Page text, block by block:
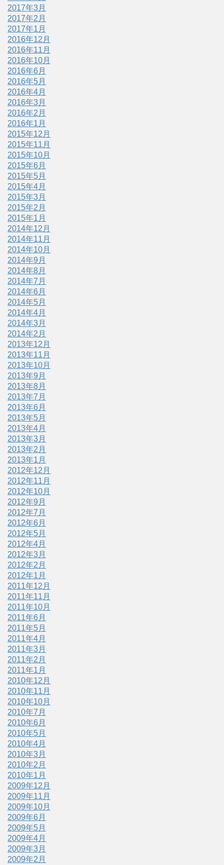
2017年3月
2017年2月
2017年1月
2016年12月
2016年11月
2016年10月
2016年6月
2016年5月
2016年4月
2016年3月
2016年2月
2016年1月
2015年12月
2015年11月
2015年10月
2015年6月
2015年5月
2015年4月
2015年3月
2015年2月
2015年1月
2014年12月
2014年11月
2014年10月
2014年9月
2014年8月
2014年7月
2014年6月
2014年5月
2014年4月
2014年3月
2014年2月
2013年12月
2013年11月
2013年10月
2013年9月
2013年8月
2013年7月
2013年6月
2013年5月
2013年4月
2013年3月
2013年2月
2013年1月
2012年12月
2012年11月
2012年10月
2012年9月
2012年7月
2012年6月
2012年5月
2012年4月
2012年3月
2012年2月
2012年1月
2011年12月
2011年11月
2011年10月
2011年6月
2011年5月
2011年4月
2011年3月
2011年2月
2011年1月
2010年12月
2010年11月
2010年10月
2010年7月
2010年6月
2010年5月
2010年4月
2010年3月
2010年2月
2010年1月
2009年12月
2009年11月
2009年10月
2009年6月
2009年5月
2009年4月
2009年3月
2009年2月